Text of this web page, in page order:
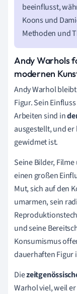
beeinflusst,
Koons und
Methoden und
Andy Warhols
modernen
Andy Warhol
Figur. Sein
Arbeiten sind in
ausgestellt, und er
gewidmet ist.
Seine Bilder,
einen großen
Mut, sich auf den
umarmen, sein
und seine
Konsumismus
dauerhaften Figur
Die
Warhol viel, weil